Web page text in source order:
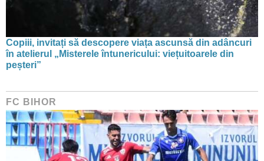
Copiii, invitați să descopere viața ascunsă din adâncuri
în atelierul „Misterele întunericului: viețuitoarele din
peșteri”
FC BIHOR